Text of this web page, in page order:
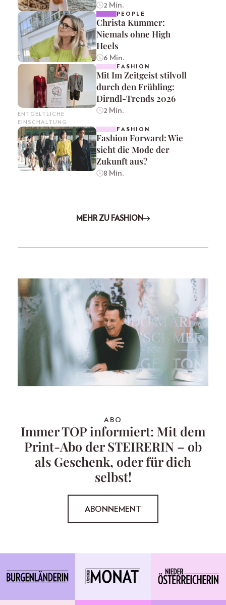
2 Min.
PEOPLE
Christa Kummer:
Niemals ohne High
Heels
6 Min.
ENTGELTLICHE
EINSCHALTUNG
FASHION
Mit Im Zeitgeist stilvoll
durch den Frühling:
Dirndl-Trends 2026
2 Min.
FASHION
Fashion Forward: Wie
sieht die Mode der
Zukunft aus?
8 Min.
MEHR ZU FASHION
ABO
Immer TOP informiert: Mit dem
Print-Abo der STEIRERIN – ob
als Geschenk, oder für dich
selbst!
ABONNEMENT